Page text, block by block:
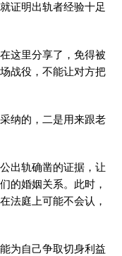
证明出轨者经验十足
这里分享了，免得被
战役，不能让对方把
纳的，二是用来跟老
出轨确凿的证据，让
的婚姻关系。此时，
法庭上可能不会认，
为自己争取切身利益